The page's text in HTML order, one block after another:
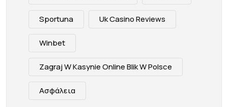
Sportuna Uk Casino Reviews
Winbet
Zagraj W Kasynie Online Blik W Polsce
Ασφάλεια